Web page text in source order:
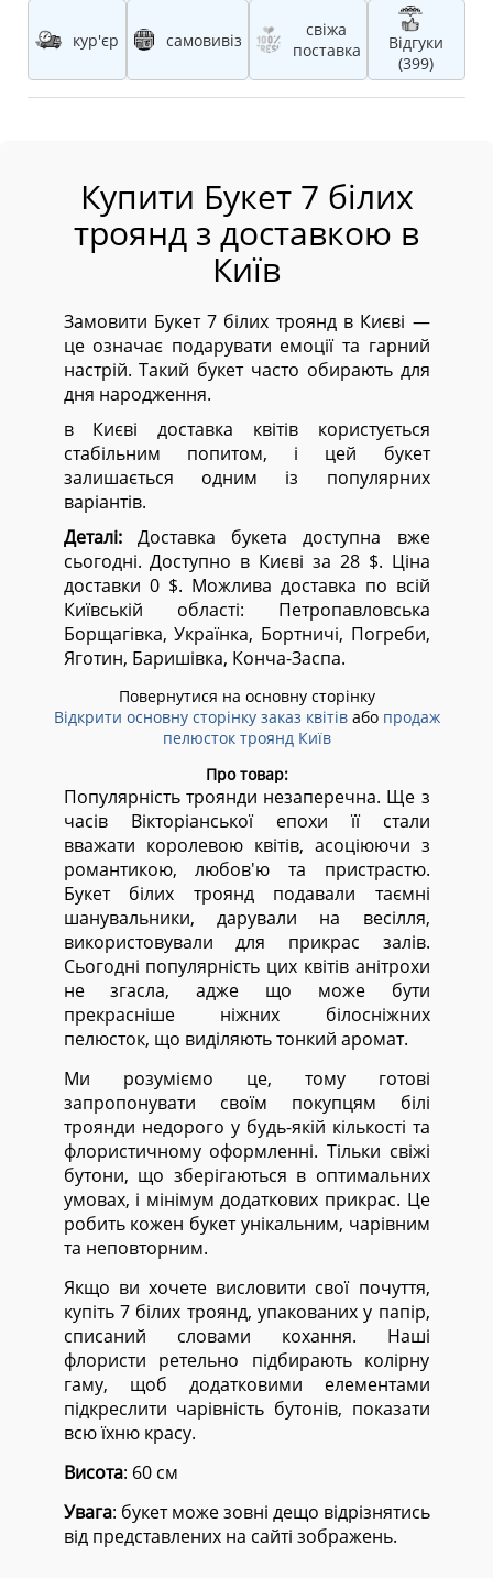
кур'єр самовивіз
свіжа
поставка
Відгуки
(399)
Купити Букет 7 білих
троянд з доставкою в
Київ
Замовити Букет 7 білих троянд в Києві —
це означає подарувати емоції та гарний
настрій. Такий букет часто обирають для
дня народження.
в Києві доставка квітів користується
стабільним попитом, і цей букет
залишається одним із популярних
варіантів.
Деталі:Доставка букета доступна вже
сьогодні. Доступно в Києві за 28 $. Ціна
доставки 0 $. Можлива доставка по всій
Київській області: Петропавловська
Борщагівка, Українка, Бортничі, Погреби,
Яготин, Баришівка, Конча-Заспа.
Повернутися на основну сторінку
Відкрити основну сторінку заказ квітівабо продаж
пелюсток троянд Київ
Про товар:
Популярність троянди незаперечна. Ще з
часів Вікторіанської епохи її стали
вважати королевою квітів, асоціюючи з
романтикою, любов'ю та пристрастю.
Букет білих троянд подавали таємні
шанувальники, дарували на весілля,
використовували для прикрас залів.
Сьогодні популярність цих квітів анітрохи
не згасла, адже що може бути
прекрасніше ніжних білосніжних
пелюсток, що виділяють тонкий аромат.
Ми розуміємо це, тому готові
запропонувати своїм покупцям білі
троянди недорого у будь-якій кількості та
флористичному оформленні. Тільки свіжі
бутони, що зберігаються в оптимальних
умовах, і мінімум додаткових прикрас. Це
робить кожен букет унікальним, чарівним
та неповторним.
Якщо ви хочете висловити свої почуття,
купіть 7 білих троянд, упакованих у папір,
списаний словами кохання. Наші
флористи ретельно підбирають колірну
гаму, щоб додатковими елементами
підкреслити чарівність бутонів, показати
всю їхню красу.
Висота: 60 см
Увага: букет може зовні дещо відрізнятись
від представлених на сайті зображень.